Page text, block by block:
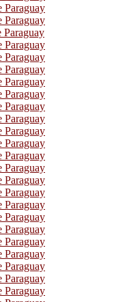
Paraguay
Paraguay
Paraguay
Paraguay
Paraguay
Paraguay
Paraguay
Paraguay
Paraguay
Paraguay
Paraguay
Paraguay
Paraguay
Paraguay
Paraguay
Paraguay
Paraguay
Paraguay
Paraguay
Paraguay
Paraguay
Paraguay
Paraguay